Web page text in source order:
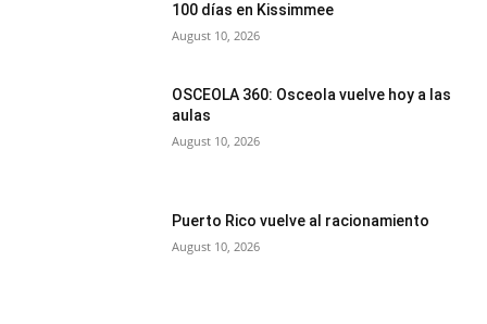
100 días en Kissimmee
August 10, 2026
OSCEOLA 360: Osceola vuelve hoy a las
aulas
August 10, 2026
Puerto Rico vuelve al racionamiento
August 10, 2026